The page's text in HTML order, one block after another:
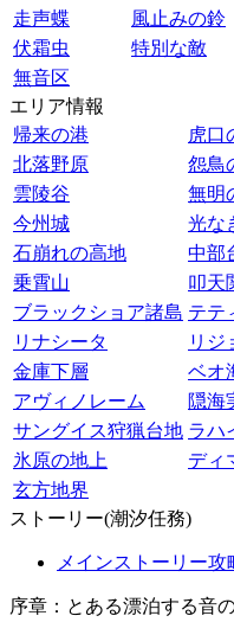
走声蝶
風止みの鈴
伏霜虫
特別な敵
無音区
エリア情報
帰来の港
虎口
北落野原
怨鳥
雲陵谷
無明
今州城
光な
石崩れの高地
中部
乗霄山
叩天
ブラックショア諸島 テテ
リナシータ
リジ
金庫下層
ベオ
アヴィノレーム
隠海
サングイス狩猟台地 ラハ
氷原の地上
ディ
玄方地界
ストーリー(潮汐任務)
メインストーリー攻
序章：とある漂泊する音